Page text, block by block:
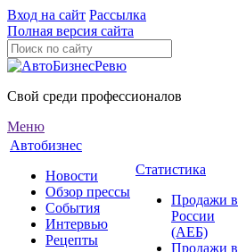
Вход на сайт Рассылка
Полная версия сайта
Свой среди профессионалов
Меню
Автобизнес
Новости
Обзор прессы
События
Интервью
Рецепты
Статистика
Продажи в
России
(АЕБ)
Продажи в